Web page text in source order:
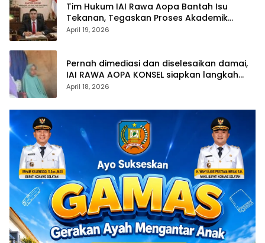
Tim Hukum IAI Rawa Aopa Bantah Isu
Tekanan, Tegaskan Proses Akademik
Mahasiswi Tetap Berjalan
April 19, 2026
Pernah dimediasi dan diselesaikan damai,
IAI RAWA AOPA KONSEL siapkan langkah
hukum atas polemik yang kembali muncul
April 18, 2026